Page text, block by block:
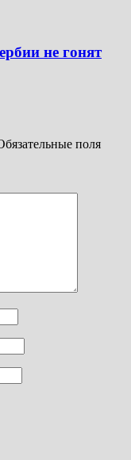
не гонят
поля